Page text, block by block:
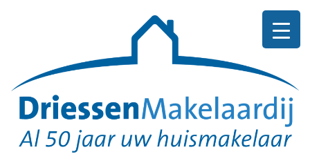
Driessen
Makelaardij